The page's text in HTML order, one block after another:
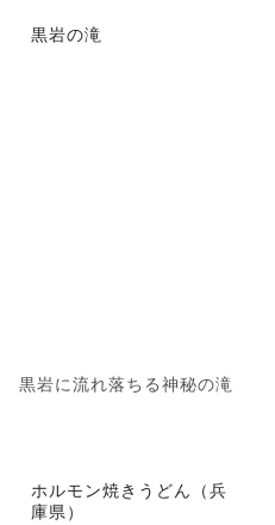
黒岩の滝
黒岩に流れ落ちる神秘の滝
ホルモン焼きうどん（兵
庫県）